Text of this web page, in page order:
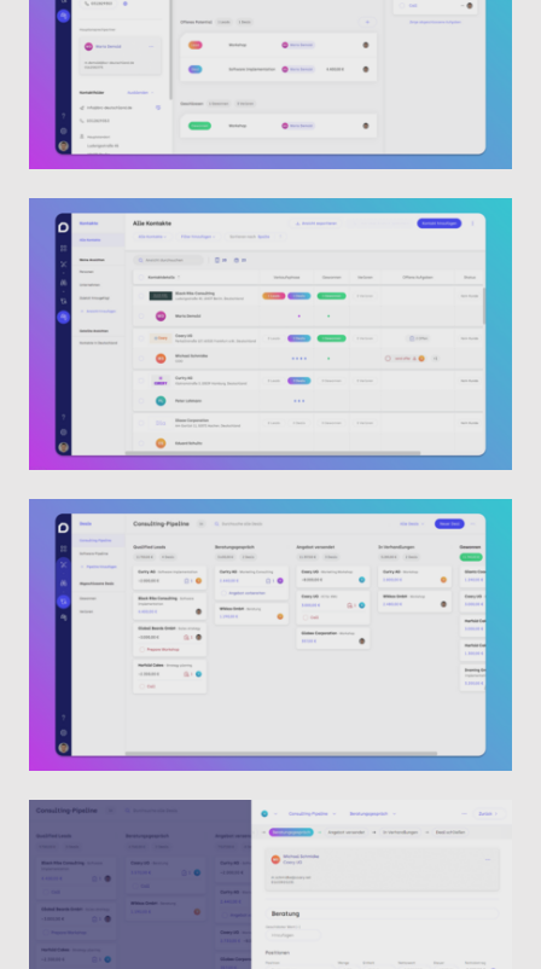
DSGVO-konform
Videos
Samdock mit Lexware Office verbinden
Kontakte von Lexware Office in Samdock
Samdock – Lexware Office Integration: So
geht’s